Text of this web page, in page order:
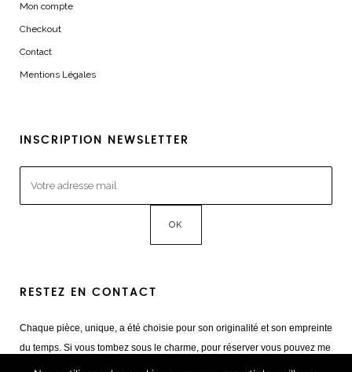
Mon compte
Checkout
Contact
Mentions Légales
INSCRIPTION NEWSLETTER
RESTEZ EN CONTACT
Chaque pièce, unique, a été choisie pour son originalité et son empreinte
du temps. Si vous tombez sous le charme, pour réserver vous pouvez me
contacter